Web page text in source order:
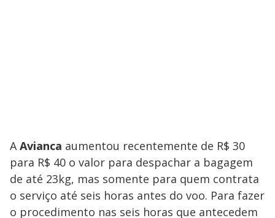
AAvianca aumentou recentemente de R$ 30
para R$ 40 o valor para despachar a bagagem
de até 23kg, mas somente para quem contrata
o serviço até seis horas antes do voo. Para fazer
o procedimento nas seis horas que antecedem